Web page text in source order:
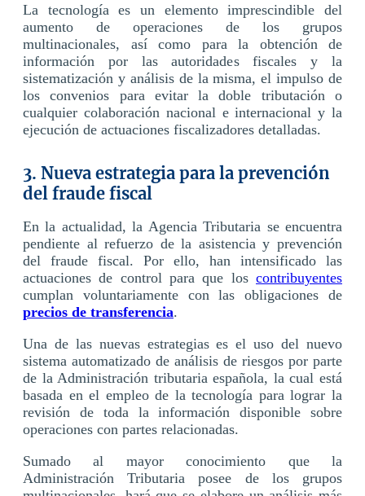
La tecnología es un elemento imprescindible del
aumento de operaciones de los grupos
multinacionales, así como para la obtención de
información por las autoridades fiscales y la
sistematización y análisis de la misma, el impulso de
los convenios para evitar la doble tributación o
cualquier colaboración nacional e internacional y la
ejecución de actuaciones fiscalizadores detalladas.
3. Nueva estrategia para la prevención
del fraude fiscal
En la actualidad, la Agencia Tributaria se encuentra
pendiente al refuerzo de la asistencia y prevención
del fraude fiscal. Por ello, han intensificado las
actuaciones de control para que los contribuyentes
cumplan voluntariamente con las obligaciones de
precios de transferencia.
Una de las nuevas estrategias es el uso del nuevo
sistema automatizado de análisis de riesgos por parte
de la Administración tributaria española, la cual está
basada en el empleo de la tecnología para lograr la
revisión de toda la información disponible sobre
operaciones con partes relacionadas.
Sumado al mayor conocimiento que la
Administración Tributaria posee de los grupos